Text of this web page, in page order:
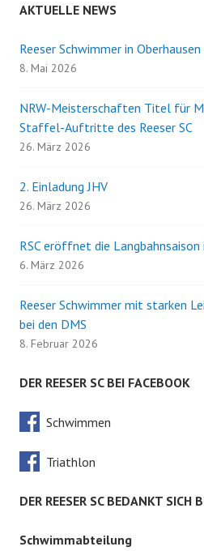
AKTUELLE NEWS
Reeser Schwimmer in
8. Mai 2026
NRW-Meisterschaften Titel für
Staffel-Auftritte des Reeser SC
26. März 2026
2. Einladung JHV
26. März 2026
RSC eröffnet die Langbahnsaison
6. März 2026
Reeser Schwimmer mit starken
bei den DMS
8. Februar 2026
DER REESER SC BEI FACEBOOK
Schwimmen
Triathlon
DER REESER SC BEDANKT SICH
Schwimmabteilung